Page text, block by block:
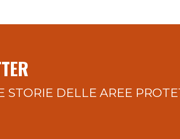
STORIE DELLE AREE